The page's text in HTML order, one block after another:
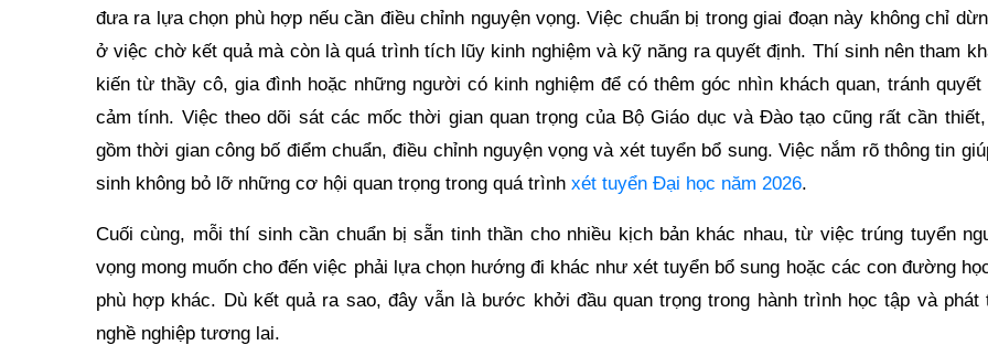
đưa ra lựa chọn phù hợp nếu cần điều chỉnh nguyện vọng. Việc chuẩn bị trong giai đoạn này không chỉ
ở việc chờ kết quả mà còn là quá trình tích lũy kinh nghiệm và kỹ năng ra quyết định. Thí sinh nên tham
kiến từ thầy cô, gia đình hoặc những người có kinh nghiệm để có thêm góc nhìn khách quan, tránh quyết
cảm tính. Việc theo dõi sát các mốc thời gian quan trọng của Bộ Giáo dục và Đào tạo cũng rất cần
gồm thời gian công bố điểm chuẩn, điều chỉnh nguyện vọng và xét tuyển bổ sung. Việc nắm rõ thông tin
sinh không bỏ lỡ những cơ hội quan trọng trong quá trình xét tuyển Đại học năm 2026.
Cuối cùng, mỗi thí sinh cần chuẩn bị sẵn tinh thần cho nhiều kịch bản khác nhau, từ việc trúng tuyển
vọng mong muốn cho đến việc phải lựa chọn hướng đi khác như xét tuyển bổ sung hoặc các con đường
phù hợp khác. Dù kết quả ra sao, đây vẫn là bước khởi đầu quan trọng trong hành trình học tập và phát
nghề nghiệp tương lai.